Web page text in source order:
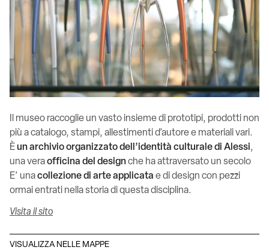
Il museo raccoglie un vasto insieme di prototipi, prodotti non
più a catalogo, stampi, allestimenti d’autore e materiali vari.
Èun archivio organizzato dell’identità culturale di Alessi,
una veraofficina del designche ha attraversato un secolo
E’ unacollezione di arte applicata e di design con pezzi
ormai entrati nella storia di questa disciplina.
Visita il sito
VISUALIZZA NELLE MAPPE